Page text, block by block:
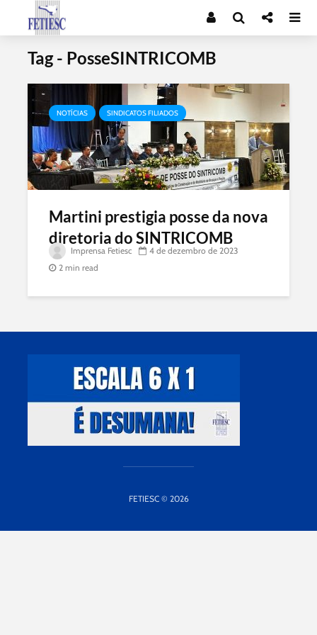
Tag - PosseSINTRICOMB
NOTÍCIAS SINDICATOS FILIADOS
Martini prestigia posse da nova
diretoria do SINTRICOMB
Imprensa Fetiesc
4 de dezembro de 2023
2 min read
FETIESC © 2026